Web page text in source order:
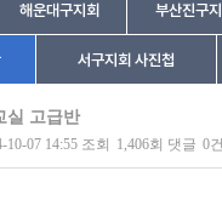
해운대구지회 부산진구
서구지회 사진첩
실 고급반
10-07 14:55 조회 1,406회 댓글 0건